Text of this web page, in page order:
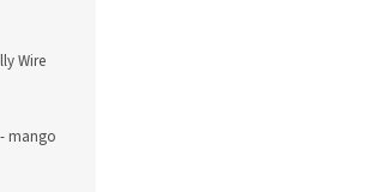
Wire
mango